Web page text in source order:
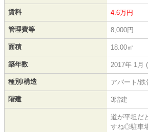
賃料 4.6万円
管理費等 8,000円
面積 18.00㎡
築年数 2017年 1月
種別/構造 アパート/鉄
階建 3階建
道が平坦だ
すね◎駐車